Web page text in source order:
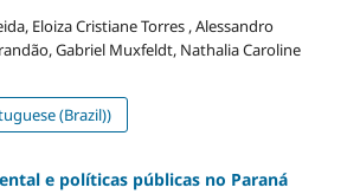
Eloiza Cristiane Torres , Alessandro
Gabriel Muxfeldt, Nathalia Caroline
(Brazil))
e políticas públicas no Paraná